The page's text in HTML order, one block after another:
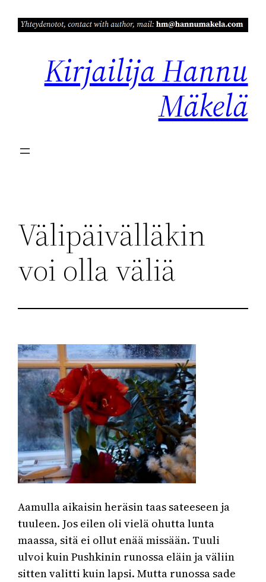
sisältöön
Kirjailija Hannu
Mäkelä
Välipäivälläkin
voi olla väliä
Aamulla aikaisin heräsin taas sateeseen ja
tuuleen. Jos eilen oli vielä ohutta lunta
maassa, sitä ei ollut enää missään. Tuuli
ulvoi kuin Pushkinin runossa eläin ja väliin
sitten valitti kuin lapsi. Mutta runossa sade